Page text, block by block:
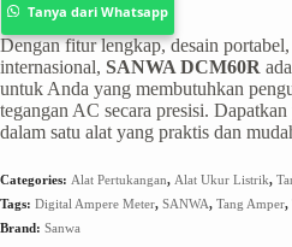
Tanya dari Whatsapp
Dengan fitur lengkap, desain portabel,
internasional, SANWA DCM60R
untuk Anda yang membutuhkan
tegangan AC secara presisi.
dalam satu alat yang praktis dan
Categories: Alat Pertukangan, Alat Ukur Listrik,
Tags: Digital Ampere Meter, SANWA, Tang Amper,
Brand: Sanwa